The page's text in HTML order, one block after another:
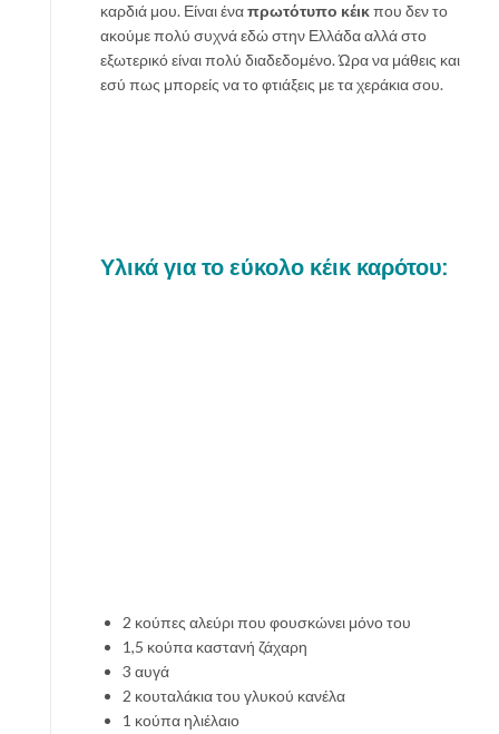
καρδιά μου. Είναι έναπρωτότυπο κέικπου δεν το
ακούμε πολύ συχνά εδώ στην Ελλάδα αλλά στο
εξωτερικό είναι πολύ διαδεδομένο. Ώρα να μάθεις και
εσύ πως μπορείς να το φτιάξεις με τα χεράκια σου.
Υλικά για το εύκολο κέικ καρότου:
2 κούπες αλεύρι που φουσκώνει μόνο του
1,5 κούπα καστανή ζάχαρη
3 αυγά
2 κουταλάκια του γλυκού κανέλα
1 κούπα ηλιέλαιο